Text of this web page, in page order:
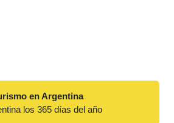
en Argentina
los 365 días del año